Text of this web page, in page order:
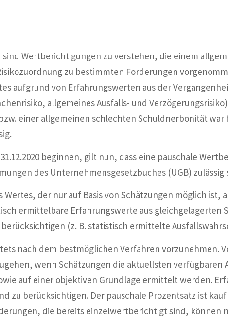
Wertberichtigungen zu verstehen, die einem
zu bestimmten Forderungen
aufgrund von Erfahrungswerten aus der
allgemeines Ausfalls- und
einer allgemeinen schlechten Schuldnerbonität war
beginnen, gilt nun, dass eine pauschale
des Unternehmensgesetzbuches (UGB) zulässig
Wertes, der nur auf Basis von Schätzungen möglich ist,
ermittelbare Erfahrungswerte aus gleichgelagerten
(z. B. statistisch ermittelte
nach dem bestmöglichen Verfahren vorzunehmen.
wenn Schätzungen die aktuellsten verfügbaren
auf einer objektiven Grundlage ermittelt werden.
zu berücksichtigen. Der pauschale Prozentsatz ist
die bereits einzelwertberichtigt sind, können